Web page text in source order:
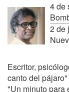
4 de
2 de
Escritor,
canto del
"Un minuto para